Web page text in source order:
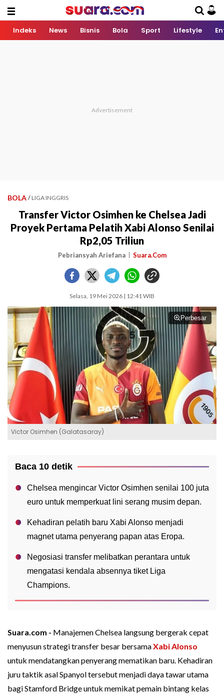
Indeks News Bisnis Bola Sport Lifestyle
BOLA / LIGA INGGRIS
Transfer Victor Osimhen ke Chelsea Jadi
Proyek Pertama Pelatih Xabi Alonso Senilai
Rp2,05 Triliun
Pebriansyah Ariefana Suara.Com
Selasa, 19 Mei 2026 | 12:41 WIB
Perbesar
Victor Osimhen (Galatasaray)
Baca 10 detik
Chelsea mengincar Victor Osimhen senilai 100 juta
euro untuk memperkuat lini serang musim depan.
Kehadiran pelatih baru Xabi Alonso menjadi
magnet utama penyerang papan atas Eropa.
Negosiasi transfer melibatkan perantara untuk
mengatasi kendala absennya tiket Liga
Champions.
Suara.com - Manajemen Chelsea langsung bergerak cepat
menyusun strategi transfer besar bersamaXabi Alonso
untuk mendatangkan penyerang mematikan baru. Kehadiran
juru taktik asal Spanyol tersebut menjadi daya tawar utama
bagi Stamford Bridge untuk memikat pemain bintang kelas